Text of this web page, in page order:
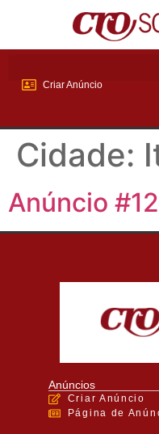
Criar Anúncio
Cidade:
Anúncio
Anúncios
Criar Anúncio
Página de